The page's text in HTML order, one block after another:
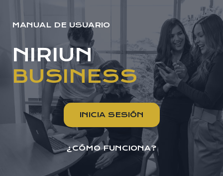
MANUAL DE USUARIO
NIRIUN
BUSINESS
INICIA SESIÓN
¿CÓMO FUNCIONA?